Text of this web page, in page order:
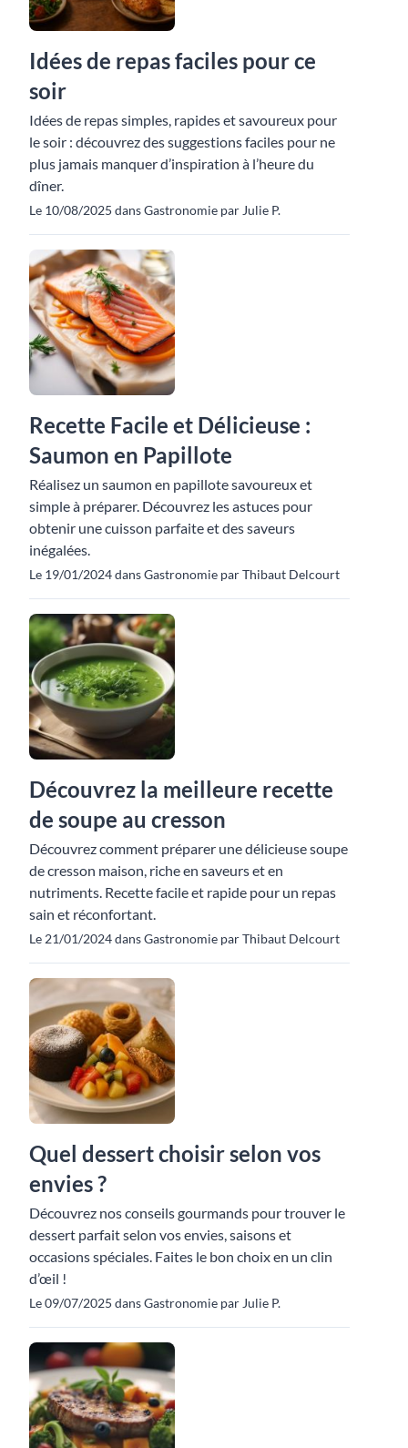
Idées de repas faciles pour ce
soir
Idées de repas simples, rapides et savoureux pour
le soir : découvrez des suggestions faciles pour ne
plus jamais manquer d’inspiration à l’heure du
dîner.
Le 10/08/2025 dans Gastronomie par Julie P.
Recette Facile et Délicieuse :
Saumon en Papillote
Réalisez un saumon en papillote savoureux et
simple à préparer. Découvrez les astuces pour
obtenir une cuisson parfaite et des saveurs
inégalées.
Le 19/01/2024 dans Gastronomie par Thibaut Delcourt
Découvrez la meilleure recette
de soupe au cresson
Découvrez comment préparer une délicieuse soupe
de cresson maison, riche en saveurs et en
nutriments. Recette facile et rapide pour un repas
sain et réconfortant.
Le 21/01/2024 dans Gastronomie par Thibaut Delcourt
Quel dessert choisir selon vos
envies ?
Découvrez nos conseils gourmands pour trouver le
dessert parfait selon vos envies, saisons et
occasions spéciales. Faites le bon choix en un clin
d’œil !
Le 09/07/2025 dans Gastronomie par Julie P.